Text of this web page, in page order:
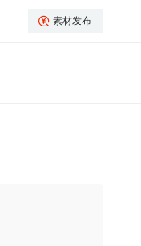
素材发布